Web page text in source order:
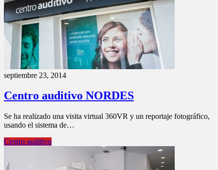
septiembre 23, 2014
Centro auditivo NORDES
Se ha realizado una visita virtual 360VR y un reportaje fotográfico,
usando el sistema de…
Centro auditivo